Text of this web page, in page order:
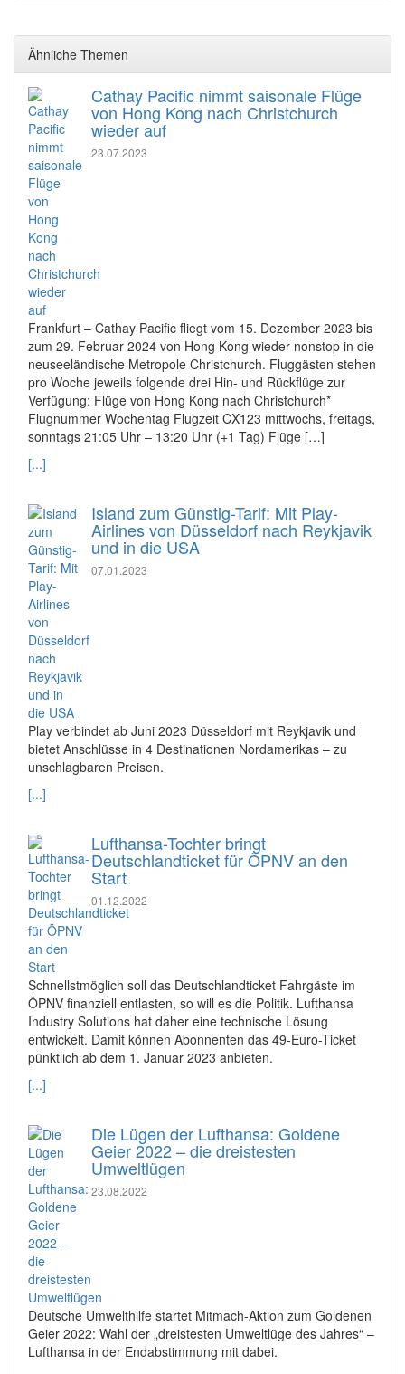
Ähnliche Themen
Cathay Pacific nimmt saisonale Flüge
von Hong Kong nach Christchurch
wieder auf
23.07.2023
Frankfurt – Cathay Pacific fliegt vom 15. Dezember 2023 bis
zum 29. Februar 2024 von Hong Kong wieder nonstop in die
neuseeländische Metropole Christchurch. Fluggästen stehen
pro Woche jeweils folgende drei Hin- und Rückflüge zur
Verfügung: Flüge von Hong Kong nach Christchurch*
Flugnummer Wochentag Flugzeit CX123 mittwochs, freitags,
sonntags 21:05 Uhr – 13:20 Uhr (+1 Tag) Flüge […]
[...]
Island zum Günstig-Tarif: Mit Play-
Airlines von Düsseldorf nach Reykjavik
und in die USA
07.01.2023
Play verbindet ab Juni 2023 Düsseldorf mit Reykjavik und
bietet Anschlüsse in 4 Destinationen Nordamerikas – zu
unschlagbaren Preisen.
[...]
Lufthansa-Tochter bringt
Deutschlandticket für ÖPNV an den
Start
01.12.2022
Schnellstmöglich soll das Deutschlandticket Fahrgäste im
ÖPNV finanziell entlasten, so will es die Politik. Lufthansa
Industry Solutions hat daher eine technische Lösung
entwickelt. Damit können Abonnenten das 49-Euro-Ticket
pünktlich ab dem 1. Januar 2023 anbieten.
[...]
Die Lügen der Lufthansa: Goldene
Geier 2022 – die dreistesten
Umweltlügen
23.08.2022
Deutsche Umwelthilfe startet Mitmach-Aktion zum Goldenen
Geier 2022: Wahl der „dreistesten Umweltlüge des Jahres“ –
Lufthansa in der Endabstimmung mit dabei.